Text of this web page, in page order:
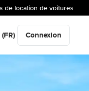
de location de voitures
(FR) Connexion